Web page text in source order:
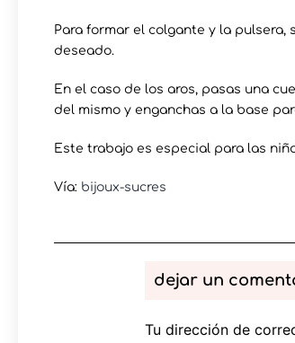
Para formar el colgante y la
deseado.
En el caso de los aros, pasas una
del mismo y enganchas a la base
Este trabajo es especial para las
Vía: bijoux-sucres
dejar un
Tu dirección de